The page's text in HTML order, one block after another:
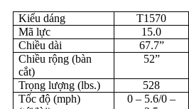
Kiểu dáng
T1570
Mã lực
15.0
Chiều dài
67.7”
Chiều rộng (bàn
cắt)
52”
Trọng lượng (lbs.)
528
Tốc độ (mph)
0 – 5.6/0 –